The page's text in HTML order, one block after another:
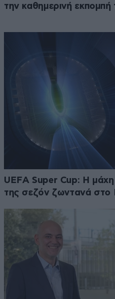
την καθημερινή
UEFA Super Cup: Η
της σεζόν ζωντανά στο